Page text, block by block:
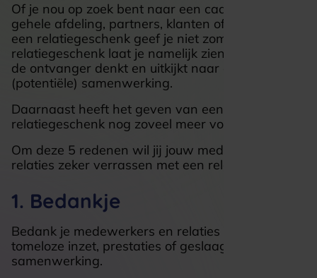
Of je nou op zoek bent naar een cadeau voor de
gehele afdeling, partners, klanten of vrijwilligers;
een relatiegeschenk geef je niet zomaar. Met een
relatiegeschenk laat je namelijk zien dat je aan
de ontvanger denkt en uitkijkt naar een mooie
(potentiële) samenwerking.
Daarnaast heeft het geven van een
relatiegeschenk nog zoveel meer voordelen.
Om deze 5 redenen wil jij jouw medewerkers en
relaties zeker verrassen met een relatiegeschenk
1. Bedankje
Bedank je medewerkers en relaties voor hun
tomeloze inzet, prestaties of geslaagde
samenwerking.